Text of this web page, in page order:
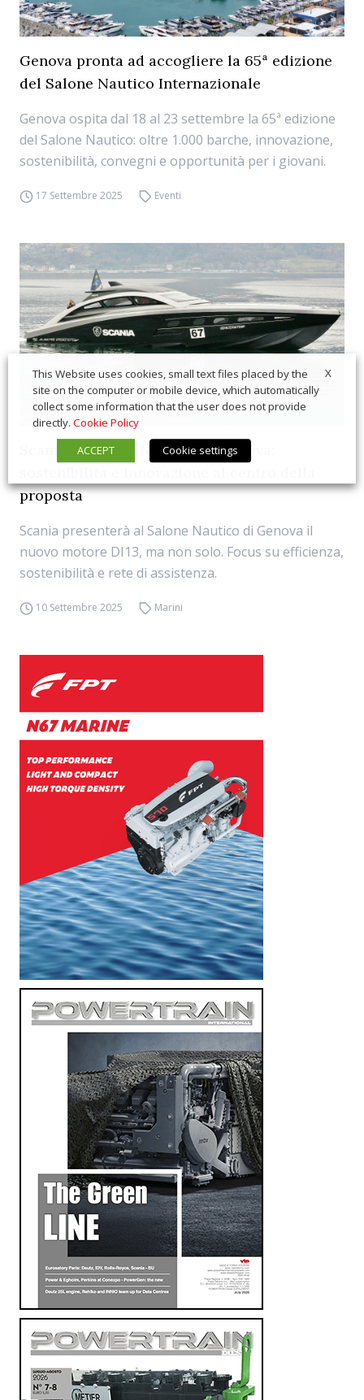
Genova pronta ad accogliere la 65ª edizione
del Salone Nautico Internazionale
Genova ospita dal 18 al 23 settembre la 65ª edizione
del Salone Nautico: oltre 1.000 barche, innovazione,
sostenibilità, convegni e opportunità per i giovani.
17 Settembre 2025 Eventi
Scania al Salone Nautico di Genova:
proposta
Scania presenterà al Salone Nautico di Genova il
nuovo motore DI13, ma non solo. Focus su efficienza,
sostenibilità e rete di assistenza.
10 Settembre 2025 Marini
X
This Website uses cookies, small text files placed by the
site on the computer or mobile device, which automatically
collect some information that the user does not provide
directly. Cookie Policy
ACCEPT
Cookie settings